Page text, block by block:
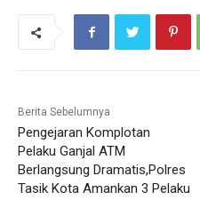
Berita Sebelumnya
Pengejaran Komplotan
Pelaku Ganjal ATM
Berlangsung Dramatis,Polres
Tasik Kota Amankan 3 Pelaku